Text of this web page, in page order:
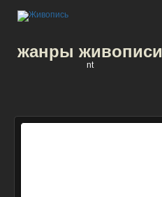
жанры живописи
nt